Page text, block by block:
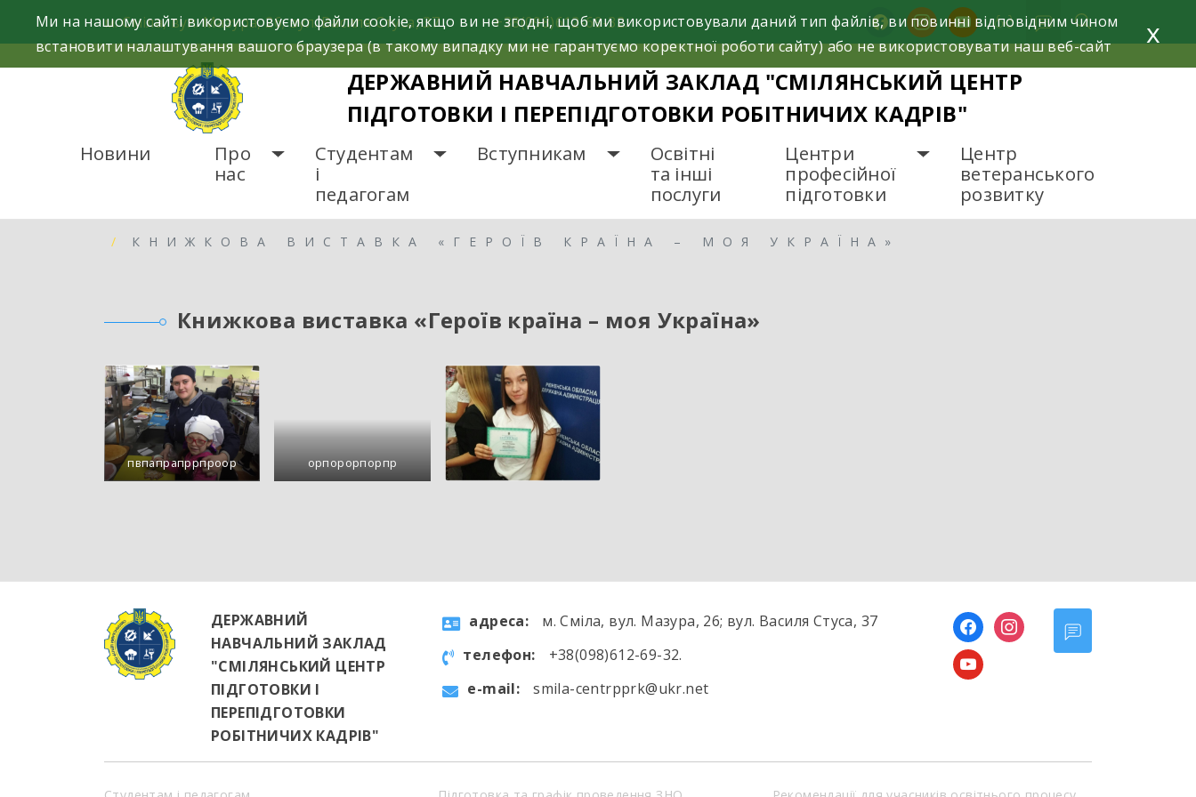
м. Сміла, вул. Мазура, 26; вул. Василя Стуса, 37 +38(098)612-69-32. facebookinstagramyoutube
ДЕРЖАВНИЙ НАВЧАЛЬНИЙ ЗАКЛАД "СМІЛЯНСЬКИЙ ЦЕНТР
ПІДГОТОВКИ І ПЕРЕПІДГОТОВКИ РОБІТНИЧИХ КАДРІВ"
Новини
Про
нас
Студентам
і
педагогам
Вступникам
Освітні
та інші
послуги
Центри
професійної
підготовки
Центр
ветеранського
розвитку
КНИЖКОВА ВИСТАВКА «ГЕРОЇВ КРАЇНА – МОЯ УКРАЇНА»
Книжкова виставка «Героїв країна – моя Україна»
пвпапрапррпроор орпорорпорпр
Ми на нашому сайті використовуємо файли cookie, якщо ви не згодні, щоб ми використовували даний тип файлів, ви повинні відповідним чином
встановити налаштування вашого браузера (в такому випадку ми не гарантуємо коректної роботи сайту) або не використовувати наш веб-сайт
x
ДЕРЖАВНИЙ
НАВЧАЛЬНИЙ ЗАКЛАД
"СМІЛЯНСЬКИЙ ЦЕНТР
ПІДГОТОВКИ І
ПЕРЕПІДГОТОВКИ
РОБІТНИЧИХ КАДРІВ"
aдресa:
м. Сміла, вул. Мазура, 26; вул. Василя Стуса, 37
телефон:
+38(098)612-69-32.
e-mail:
smila-centrpprk@ukr.net
facebookinstagram
youtube